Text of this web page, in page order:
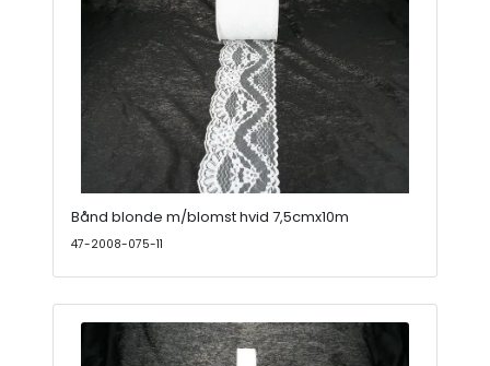
Bånd blonde m/blomst hvid 7,5cmx10m
47-2008-075-11